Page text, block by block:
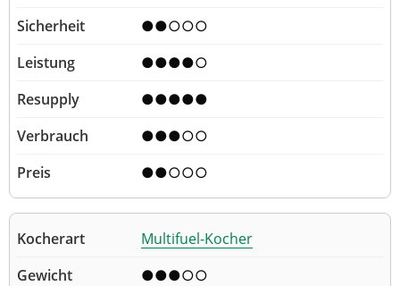
●●○○○
●●●●○
●●●●●
●●●○○
●●○○○
Multifuel-Kocher
●●●○○